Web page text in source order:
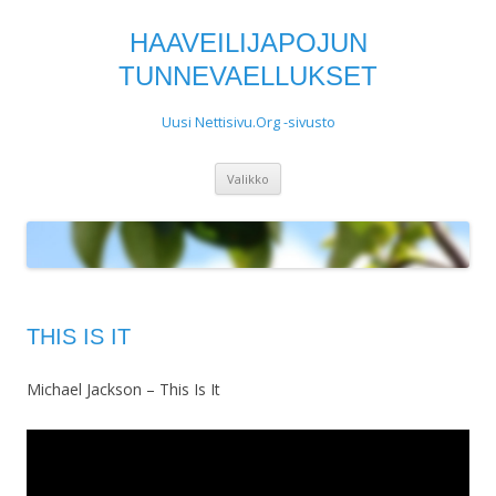
HAAVEILIJAPOJUN
TUNNEVAELLUKSET
Uusi Nettisivu.Org -sivusto
Valikko
THIS IS IT
Michael Jackson – This Is It